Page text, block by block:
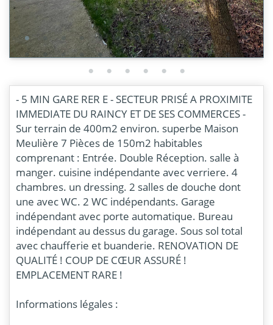
- 5 MIN GARE RER E - SECTEUR PRISÉ A PROXIMITE
IMMEDIATE DU RAINCY ET DE SES COMMERCES -
Sur terrain de 400m2 environ. superbe Maison
Meulière 7 Pièces de 150m2 habitables
comprenant : Entrée. Double Réception. salle à
manger. cuisine indépendante avec verriere. 4
chambres. un dressing. 2 salles de douche dont
une avec WC. 2 WC indépendants. Garage
indépendant avec porte automatique. Bureau
indépendant au dessus du garage. Sous sol total
avec chaufferie et buanderie. RENOVATION DE
QUALITÉ ! COUP DE CŒUR ASSURÉ !
EMPLACEMENT RARE !
Informations légales :